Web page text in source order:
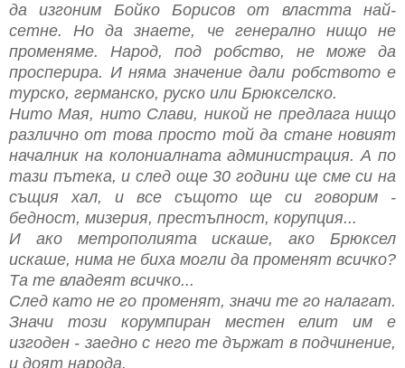
да изгоним Бойко Борисов от властта най-
сетне. Но да знаете, че генерално нищо не
променяме. Народ, под робство, не може да
просперира. И няма значение дали робството е
турско, германско, руско или Брюкселско.
Нито Мая, нито Слави, никой не предлага нищо
различно от това просто той да стане новият
началник на колониалната администрация. А по
тази пътека, и след още 30 години ще сме си на
същия хал, и все същото ще си говорим -
бедност, мизерия, престъпност, корупция...
И ако метрополията искаше, ако Брюксел
искаше, нима не биха могли да променят всичко?
Та те владеят всичко...
След като не го променят, значи те го налагат.
Значи този корумпиран местен елит им е
изгоден - заедно с него те държат в подчинение,
и доят народа.